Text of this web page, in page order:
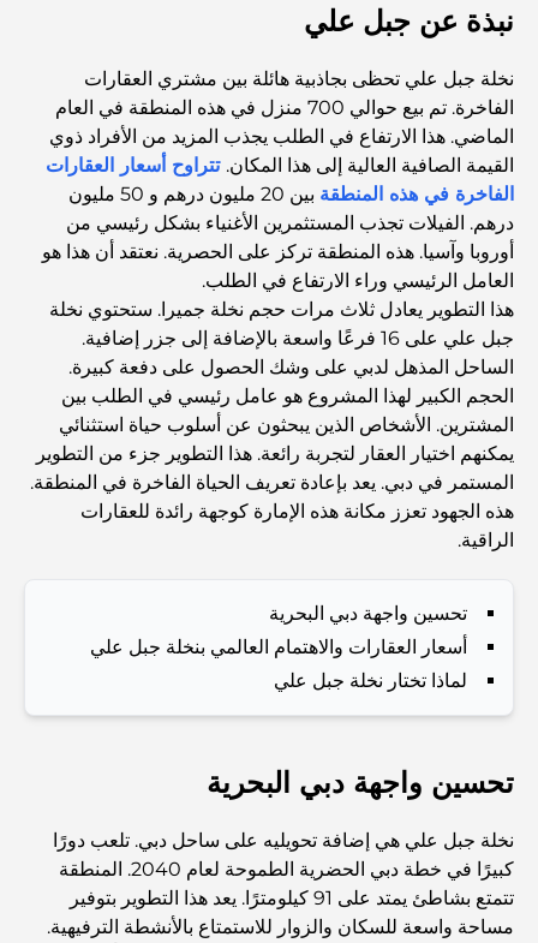
Top 7 Busiest Airports in the World: Hub of Global
Travel
Abu Dhabi vs Dubai: A Practical Comparison for
Investors and Residents
Best Schools in Downtown Dubai: A Guide for
Families
أشياء يمكنك القيام بها في دبي خلال فصل الصيف: دليلك الأمثل
للتغلب على الحرارة
أفضل الهدايا الفاخرة للرجال: أفكار هدايا مميزة وخالدة
Best Hotels in Business Bay, Dubai: Your Ultimate
Guide
المدارس القريبة من نخلة جميرا: دليل شامل للعائلات
Dubai Vision 2040 - Green Living, Scenic Routes
and a Smarter Metro Network
مطاعم بإطلالة على برج العرب: تجربة طعام استثنائية في دبي
دليل شامل لأندية شاطئ نخلة جميرا لعام 2026
نبذة عن جبل علي
نخلة جبل علي تحظى بجاذبية هائلة بين مشتري العقارات
الفاخرة. تم بيع حوالي 700 منزل في هذه المنطقة في العام
الماضي. هذا الارتفاع في الطلب يجذب المزيد من الأفراد ذوي
القيمة الصافية العالية إلى هذا المكان. تتراوح أسعار العقارات
الفاخرة في هذه المنطقة
بين 20 مليون درهم و 50 مليون
درهم. الفيلات تجذب المستثمرين الأغنياء بشكل رئيسي من
أوروبا وآسيا. هذه المنطقة تركز على الحصرية. نعتقد أن هذا هو
العامل الرئيسي وراء الارتفاع في الطلب.
هذا التطوير يعادل ثلاث مرات حجم نخلة جميرا. ستحتوي نخلة
جبل علي على 16 فرعًا واسعة بالإضافة إلى جزر إضافية.
الساحل المذهل لدبي على وشك الحصول على دفعة كبيرة.
الحجم الكبير لهذا المشروع هو عامل رئيسي في الطلب بين
المشترين. الأشخاص الذين يبحثون عن أسلوب حياة استثنائي
يمكنهم اختيار العقار لتجربة رائعة. هذا التطوير جزء من التطوير
المستمر في دبي. يعد بإعادة تعريف الحياة الفاخرة في المنطقة.
هذه الجهود تعزز مكانة هذه الإمارة كوجهة رائدة للعقارات
الراقية.
تحسين واجهة دبي البحرية
أسعار العقارات والاهتمام العالمي بنخلة جبل علي
لماذا تختار نخلة جبل علي
تحسين واجهة دبي البحرية
نخلة جبل علي هي إضافة تحويليه على ساحل دبي. تلعب دورًا
كبيرًا في خطة دبي الحضرية الطموحة لعام 2040. المنطقة
تتمتع بشاطئ يمتد على 91 كيلومترًا. يعد هذا التطوير بتوفير
مساحة واسعة للسكان والزوار للاستمتاع بالأنشطة الترفيهية.